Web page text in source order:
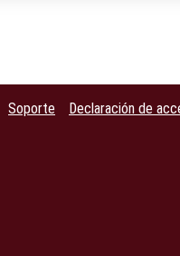
Soporte Declaración de